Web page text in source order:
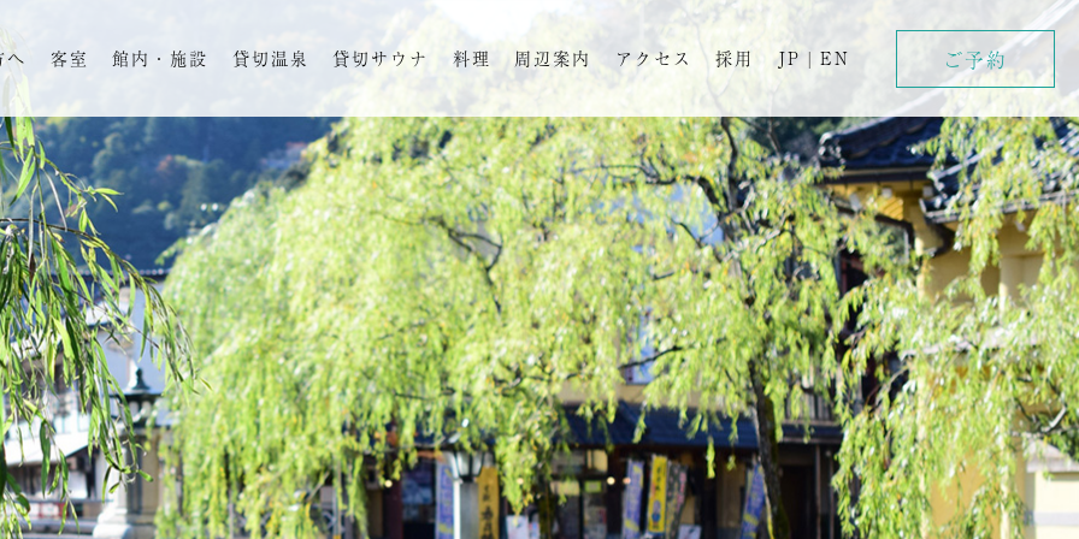
へ 客室 館内・施設 貸切温泉 貸切サウナ 料理 周辺案内 アクセス 採用 JP | EN ご予約